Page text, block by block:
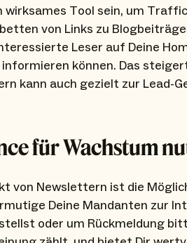
wirksames Tool sein, um
von Links zu
Leser auf Deine
können. Das
kann auch gezielt zur Lead-
für Wachstum
von Newslettern ist die
Deine Mandanten zur
oder um Rückmeldung